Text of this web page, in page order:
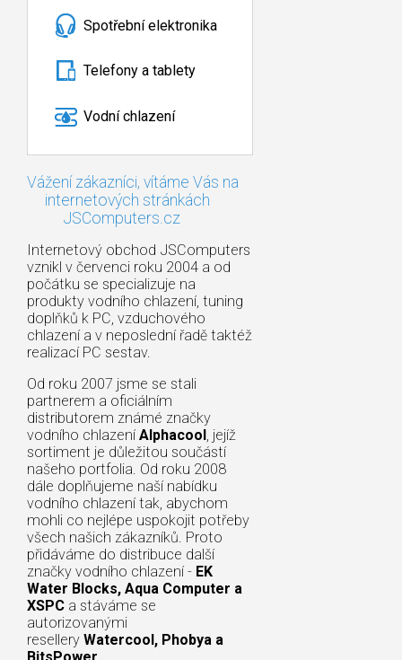
Spotřební elektronika
Telefony a tablety
Vodní chlazení
Vážení zákazníci, vítáme Vás na
internetových stránkách
JSComputers.cz
Internetový obchod JSComputers
vznikl v červenci roku 2004 a od
počátku se specializuje na
produkty vodního chlazení, tuning
doplňků k PC, vzduchového
chlazení a v neposlední řadě taktéž
realizací PC sestav.
Od roku 2007 jsme se stali
partnerem a oficiálním
distributorem známé značky
vodního chlazení Alphacool, jejíž
sortiment je důležitou součástí
našeho portfolia. Od roku 2008
dále doplňujeme naší nabídku
vodního chlazení tak, abychom
mohli co nejlépe uspokojit potřeby
všech našich zákazníků. Proto
přidáváme do distribuce další
značky vodního chlazení - EK
Water Blocks, Aqua Computer a
XSPC a stáváme se
autorizovanými
resellery Watercool, Phobya a